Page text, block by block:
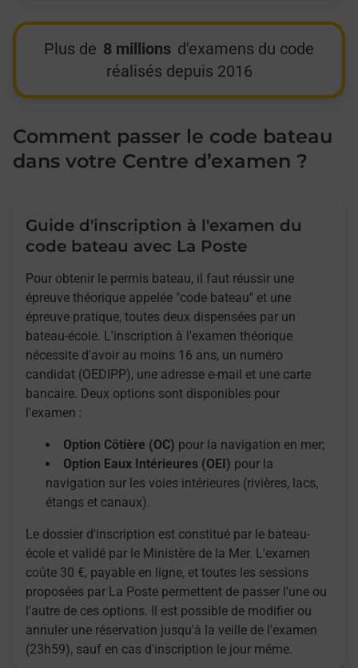
Plus de 8 millions d'examens du code
réalisés depuis 2016
Comment passer le code bateau
dans votre Centre d’examen ?
Guide d'inscription à l'examen du
code bateau avec La Poste
Pour obtenir le permis bateau, il faut réussir une
épreuve théorique appelée "code bateau" et une
épreuve pratique, toutes deux dispensées par un
bateau-école. L'inscription à l'examen théorique
nécessite d'avoir au moins 16 ans, un numéro
candidat (OEDIPP), une adresse e-mail et une carte
bancaire. Deux options sont disponibles pour
l'examen :
Option Côtière (OC) pour la navigation en mer;
Option Eaux Intérieures (OEI) pour la
navigation sur les voies intérieures (rivières, lacs,
étangs et canaux).
Le dossier d'inscription est constitué par le bateau-
école et validé par le Ministère de la Mer. L'examen
coûte 30 €, payable en ligne, et toutes les sessions
proposées par La Poste permettent de passer l'une ou
l'autre de ces options. Il est possible de modifier ou
annuler une réservation jusqu'à la veille de l'examen
(23h59), sauf en cas d'inscription le jour même.